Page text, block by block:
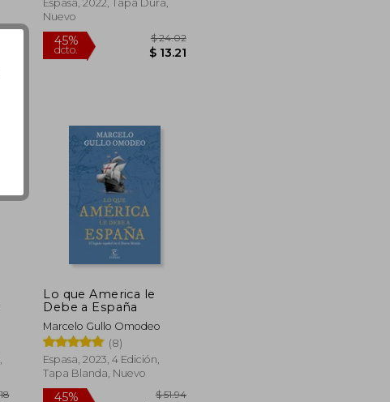
$ 74.66
Espasa, 2022, Tapa Dura,
Nuevo
45%
dcto.
Lo que America le
Debe a España
Marcelo Gullo Omodeo
(8)
Espasa, 2023, 4 Edición,
Tapa Blanda, Nuevo